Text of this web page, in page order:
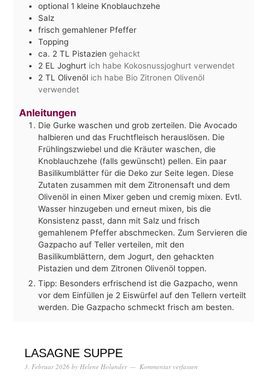
optional 1 kleine Knoblauchzehe
Salz
frisch gemahlener Pfeffer
Topping
ca. 2 TL Pistazien gehackt
2 EL Joghurt ich habe Kokosnussjoghurt verwendet
2 TL Olivenöl ich habe Bio Zitronen Olivenöl
verwendet
Anleitungen
Die Gurke waschen und grob zerteilen. Die Avocado
halbieren und das Fruchtfleisch herauslösen. Die
Frühlingszwiebel und die Kräuter waschen, die
Knoblauchzehe (falls gewünscht) pellen. Ein paar
Basilikumblätter für die Deko zur Seite legen. Diese
Zutaten zusammen mit dem Zitronensaft und dem
Olivenöl in einen Mixer geben und cremig mixen. Evtl.
Wasser hinzugeben und erneut mixen, bis die
Konsistenz passt, dann mit Salz und frisch
gemahlenem Pfeffer abschmecken. Zum Servieren die
Gazpacho auf Teller verteilen, mit den
Basilikumblättern, dem Jogurt, den gehackten
Pistazien und dem Zitronen Olivenöl toppen.
Tipp: Besonders erfrischend ist die Gazpacho, wenn
vor dem Einfüllen je 2 Eiswürfel auf den Tellern verteilt
werden. Die Gazpacho schmeckt frisch am besten.
LASAGNE SUPPE
3. Februar 2026 by Helene Holunder Kommentar verfassen